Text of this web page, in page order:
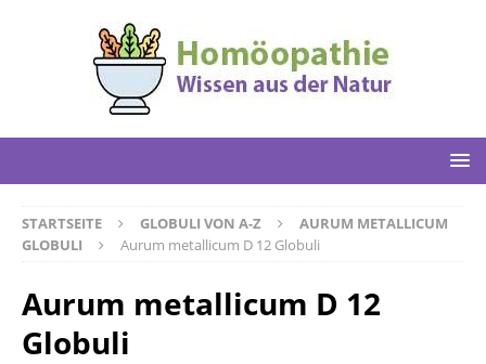
STARTSEITE GLOBULI VON A-Z
AURUM METALLICUM
GLOBULI
Aurum metallicum D 12 Globuli
Aurum metallicum D 12
Globuli